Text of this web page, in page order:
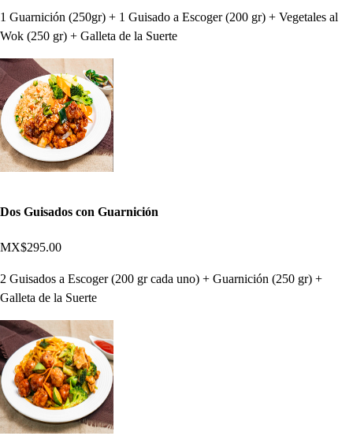
1 Guarnición (250gr) + 1 Guisado a Escoger (200 gr) + Vegetales al
Wok (250 gr) + Galleta de la Suerte
Dos Guisados con Guarnición
MX$295.00
2 Guisados a Escoger (200 gr cada uno) + Guarnición (250 gr) +
Galleta de la Suerte